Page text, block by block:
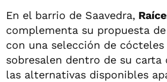
En el barrio de Saavedra,
complementa su propuesta
con una selección de cócteles
sobresalen dentro de su carta
las alternativas disponibles